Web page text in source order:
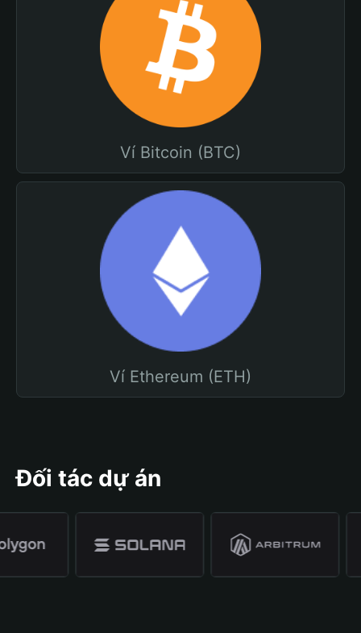
Ví Bitcoin (BTC)
Ví Ethereum (ETH)
Đối tác dự án